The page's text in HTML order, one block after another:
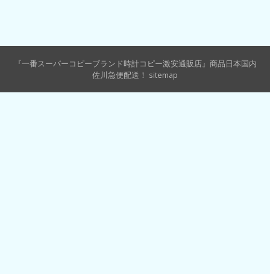
『一番スーパーコピーブランド時計コピー激安通販店』商品日本国内
佐川急便配送！ sitemap